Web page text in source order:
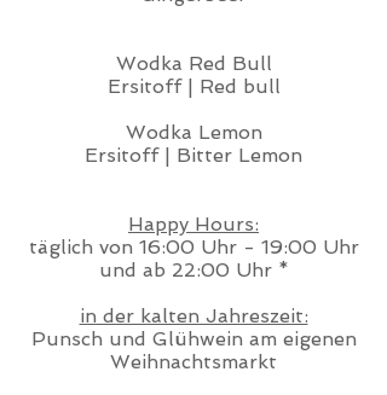
Wodka Red Bull
Ersitoff | Red bull
Wodka Lemon
Ersitoff | Bitter Lemon
Happy Hours:
täglich von 16:00 Uhr - 19:00 Uhr
und ab 22:00 Uhr *
in der kalten Jahreszeit:
Punsch und Glühwein am eigenen
Weihnachtsmarkt